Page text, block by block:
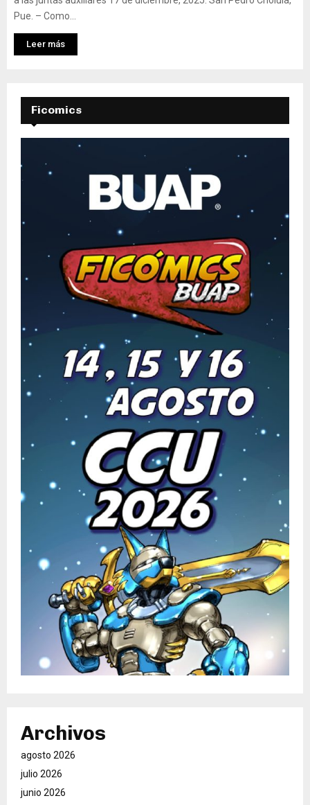
Pue. – Como...
Leer más
Ficomics
Archivos
agosto 2026
julio 2026
junio 2026